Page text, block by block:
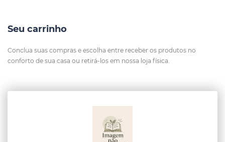
Seu carrinho
Conclua suas compras e escolha entre receber os produtos no
conforto de sua casa ou retirá-los em nossa loja física.